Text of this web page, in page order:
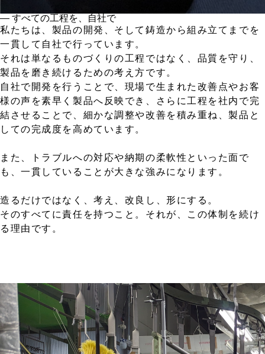
― すべての工程を、自社で
私たちは、製品の開発、そして鋳造から組み立てまでを
一貫して自社で行っています。
それは単なるものづくりの工程ではなく、品質を守り、
製品を磨き続けるための考え方です。
自社で開発を行うことで、現場で生まれた改善点やお客
様の声を素早く製品へ反映でき、さらに工程を社内で完
結させることで、細かな調整や改善を積み重ね、製品と
しての完成度を高めています。
また、トラブルへの対応や納期の柔軟性といった面で
も、一貫していることが大きな強みになります。
造るだけではなく、考え、改良し、形にする。
そのすべてに責任を持つこと。それが、この体制を続け
る理由です。